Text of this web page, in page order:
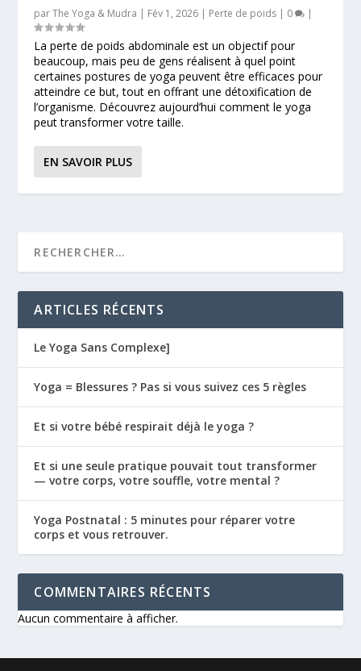
parThe Yoga & Mudra | Fév 1, 2026 | Perte de poids | 0 |
La perte de poids abdominale est un objectif pour
beaucoup, mais peu de gens réalisent à quel point
certaines postures de yoga peuvent être efficaces pour
atteindre ce but, tout en offrant une détoxification de
l’organisme. Découvrez aujourd’hui comment le yoga
peut transformer votre taille.
EN SAVOIR PLUS
ARTICLES RÉCENTS
Le Yoga Sans Complexe]
Yoga = Blessures ? Pas si vous suivez ces 5 règles
Et si votre bébé respirait déjà le yoga ?
Et si une seule pratique pouvait tout transformer
— votre corps, votre souffle, votre mental ?
Yoga Postnatal : 5 minutes pour réparer votre
corps et vous retrouver.
COMMENTAIRES RÉCENTS
Aucun commentaire à afficher.